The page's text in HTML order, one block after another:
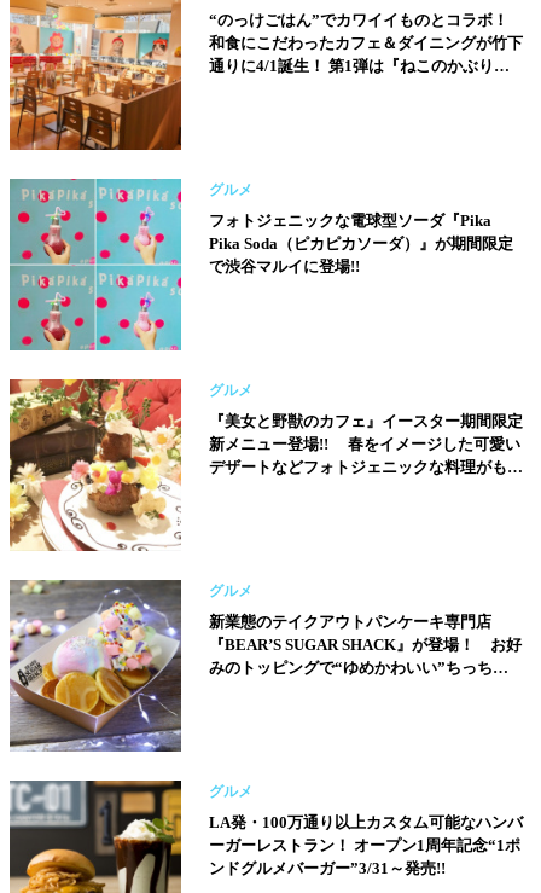
“のっけごはん”でカワイイものとコラボ！
和食にこだわったカフェ＆ダイニングが竹下
通りに4/1誕生！ 第1弾は『ねこのかぶりも
グルメ
フォトジェニックな電球型ソーダ『Pika
Pika Soda（ピカピカソーダ）』が期間限定
で渋谷マルイに登場!!
グルメ
『美女と野獣のカフェ』イースター期間限定
新メニュー登場!! 春をイメージした可愛い
デザートなどフォトジェニックな料理がもり
グルメ
新業態のテイクアウトパンケーキ専門店
『BEAR’S SUGAR SHACK』が登場！ お好
みのトッピングで“ゆめかわいい”ちっちゃ
グルメ
LA発・100万通り以上カスタム可能なハンバ
ーガーレストラン！ オープン1周年記念“1ポ
ンドグルメバーガー”3/31～発売!!